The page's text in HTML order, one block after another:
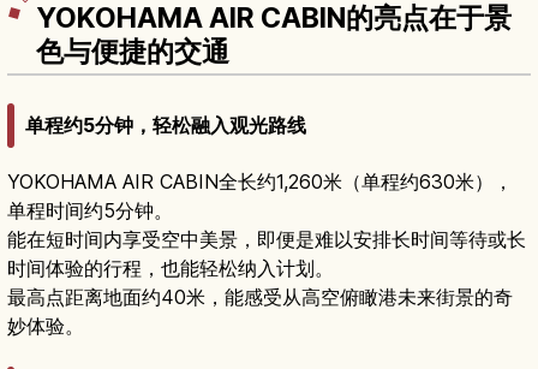
YOKOHAMA AIR CABIN的亮点在于景
色与便捷的交通
单程约5分钟，轻松融入观光路线
YOKOHAMA AIR CABIN全长约1,260米（单程约630米），
单程时间约5分钟。
能在短时间内享受空中美景，即便是难以安排长时间等待或长
时间体验的行程，也能轻松纳入计划。
最高点距离地面约40米，能感受从高空俯瞰港未来街景的奇
妙体验。